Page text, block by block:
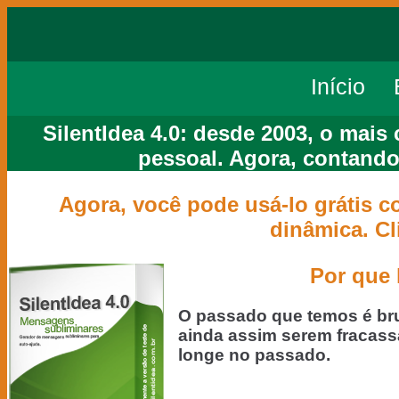
Início
SilentIdea 4.0: desde 2003, o
pessoal. Agora,
Agora, você pode usá-lo grátis
dinâmica.
Por que
O passado que temos é
ainda assim serem
longe no passado.